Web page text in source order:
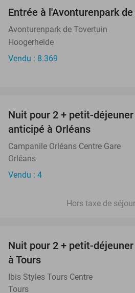
Entrée à l'Avonturenpark
Avonturenpark de Tovertuin
Hoogerheide
Vendu : 8.369
Nuit pour 2 + petit-
anticipé à Orléans
Campanile Orléans Centre Gare
Orléans
Vendu : 4
Hors taxe de
Nuit pour 2 + petit-
à Tours
Ibis Styles Tours Centre
Tours